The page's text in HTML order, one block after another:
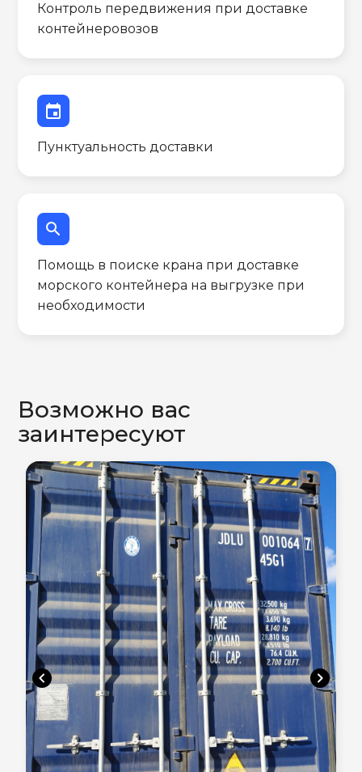
Контроль передвижения при доставке
контейнеровозов
event
Пунктуальность доставки
search
Помощь в поиске крана при доставке
морского контейнера на выгрузке при
необходимости
Возможно вас
заинтересуют
chevron_left chevron_right